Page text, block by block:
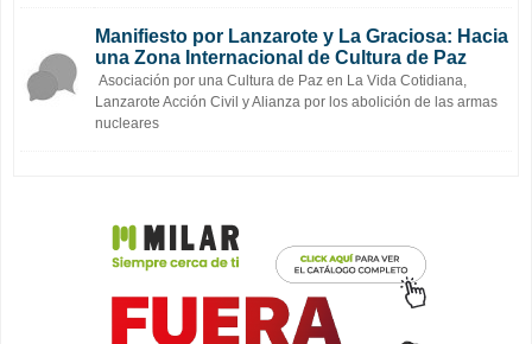
Manifiesto por Lanzarote y La Graciosa: Hacia
una Zona Internacional de Cultura de Paz
Asociación por una Cultura de Paz en La Vida Cotidiana,
Lanzarote Acción Civil y Alianza por los abolición de las armas
nucleares